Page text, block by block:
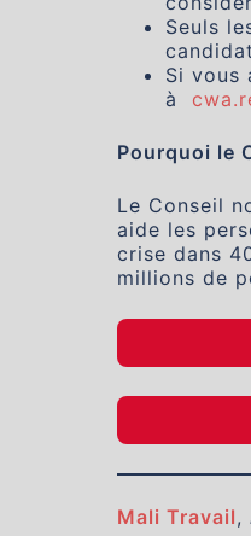
Seuls
Si vous
à
Pourquoi le
Le Conseil
aide les
crise dans
millions de
Mali Travail,